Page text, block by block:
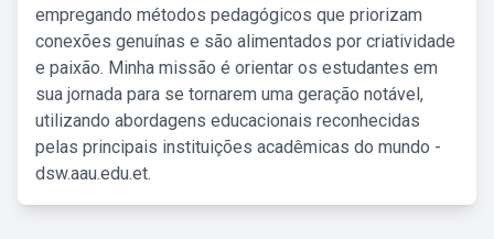
empregando métodos pedagógicos que priorizam
conexões genuínas e são alimentados por criatividade
e paixão. Minha missão é orientar os estudantes em
sua jornada para se tornarem uma geração notável,
utilizando abordagens educacionais reconhecidas
pelas principais instituições acadêmicas do mundo -
dsw.aau.edu.et.